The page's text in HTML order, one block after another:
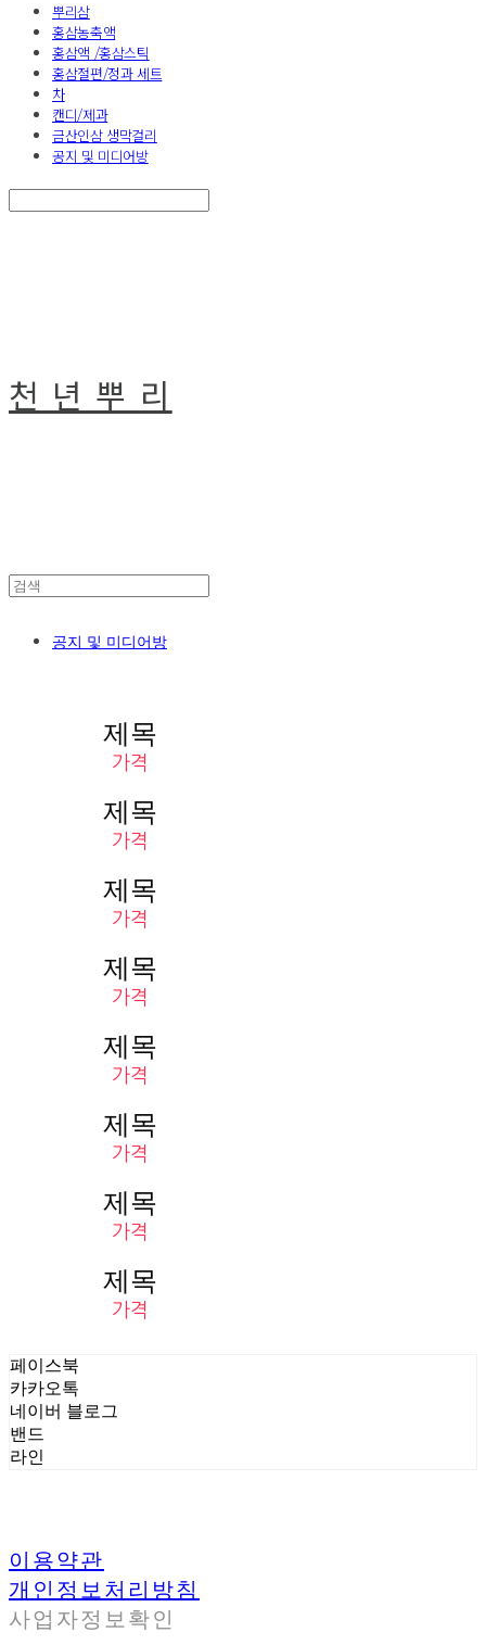
뿌리삼
홍삼농축액
홍삼액 /홍삼스틱
홍삼절편/정과 세트
차
캔디/제과
금산인삼 생막걸리
공지 및 미디어방
천 년 뿌 리
공지 및 미디어방
제목
가격
제목
가격
제목
가격
제목
가격
제목
가격
제목
가격
제목
가격
제목
가격
페이스북
카카오톡
네이버 블로그
밴드
라인
이용약관
개인정보처리방침
사업자정보확인